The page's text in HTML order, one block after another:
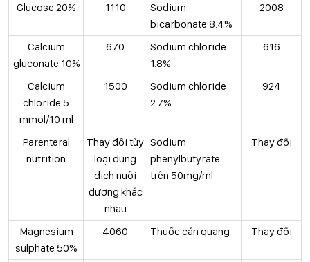
Glucose 20% 1110
Sodium
bicarbonate 8.4%
2008
Calcium
gluconate 10%
670
Sodium chloride
1.8%
616
Calcium
chloride 5
mmol/10 ml
1500
Sodium chloride
2.7%
924
Parenteral
nutrition
Thay đổi tùy
loại dung
dịch nuôi
dưỡng khác
nhau
Sodium
phenylbutyrate
trên 50mg/ml
Thay đổi
Magnesium
sulphate 50%
4060 Thuốc cản quang Thay đổi